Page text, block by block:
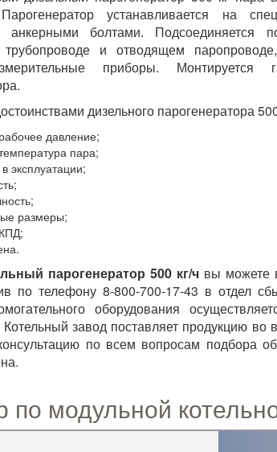
Парогенератор устанавливается на
анкерными болтами. Подсоединяется
и отводящем
измерительные приборы.
дизельного парогенератора
давление;
пара;
эксплуатации;
размеры;
парогенератор 500 кг/чвы можете
по телефону 8-800-700-17-43 в отдел
оборудования
Котельный завод поставляет продукцию
по всем вопросам подбора
по модульной